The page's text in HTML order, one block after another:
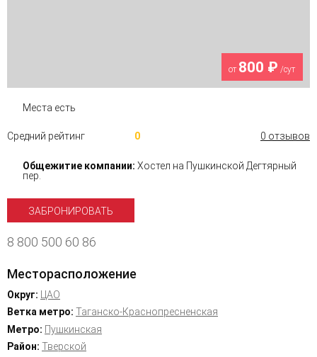
от 800 ₽ /сут
Места есть
Средний рейтинг 0 0 отзывов
Общежитие компании: Хостел на Пушкинской Дегтярный
пер.
ЗАБРОНИРОВАТЬ
8 800 500 60 86
Месторасположение
Округ:
ЦАО
Ветка метро: Таганско-Краснопресненская
Метро: Пушкинская
Район: Тверской